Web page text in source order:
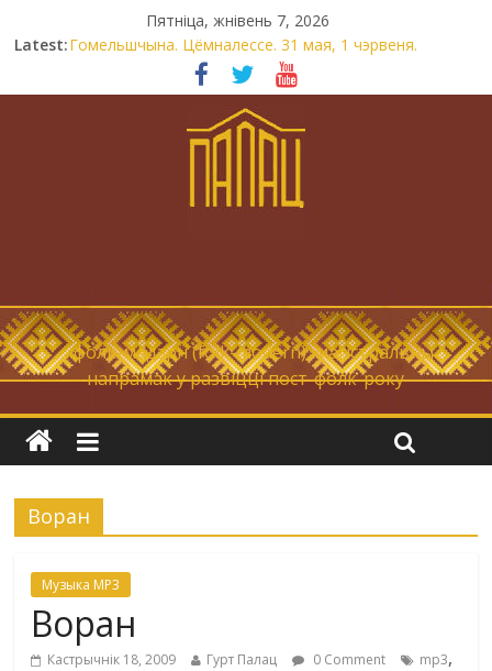
Пятніца, жнівень 7, 2026
Latest:Гомельшчына. Цёмналессе. 31 мая, 1 чэрвеня.
Нічога не дарэмна. Невыносна балюча нараджаецца
беларуская палітычная нацыя.
Запрашаем у інтравертнасць
… фолк-мадэрн (folk-modern), магістральны
напрамак у развіцці пост-фолк-року
Воран
Музыка MP3
Воран
Кастрычнік 18, 2009 Гурт Палац 0 Comment mp3,